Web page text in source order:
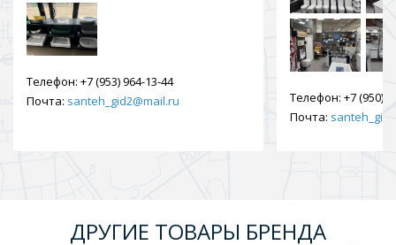
Телефон: +7 (953) 964-13-44
Почта: santeh_gid2@mail.ru Телефон: +7 (950)
Почта:
ДРУГИЕ ТОВАРЫ БРЕНДА